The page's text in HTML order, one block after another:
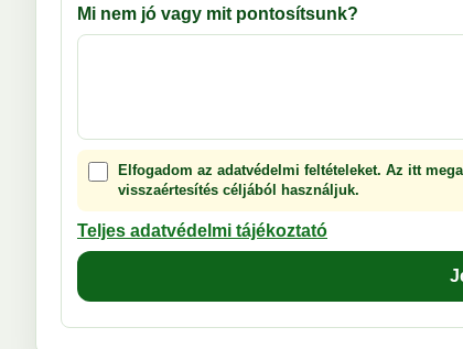
Mi nem jó vagy mit pontosítsunk?
Elfogadom az adatvédelmi feltételeket. Az itt
visszaértesítés céljából használjuk.
Teljes adatvédelmi tájékoztató